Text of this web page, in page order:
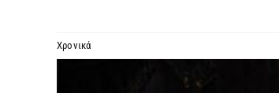
Χρονικά